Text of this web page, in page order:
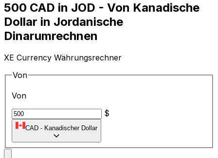
500 CAD in JOD - Von Kanadische
Dollar in Jordanische
Dinarumrechnen
XE Currency Währungsrechner
Von
Von
$
CAD - Kanadischer Dollar